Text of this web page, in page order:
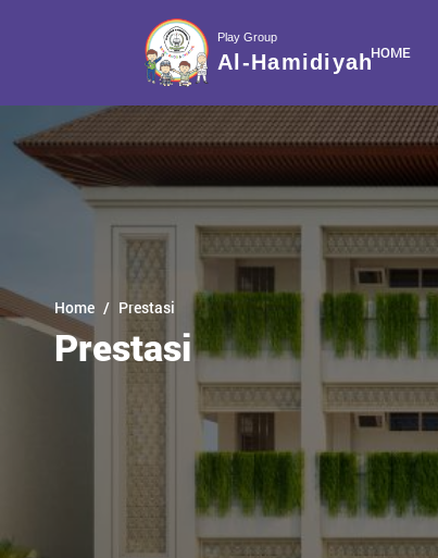
Play Group
Al-HamidiyahHOME
Home Prestasi
Prestasi